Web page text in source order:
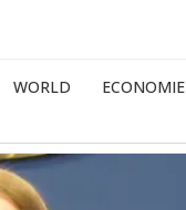
WORLD ECONOMIE